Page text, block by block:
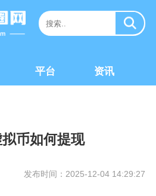
平台 资讯
币如何提现
发布时间：2025-12-04 14:29:27